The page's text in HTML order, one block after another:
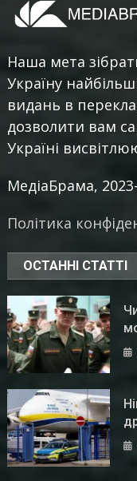
Наша мета
Україну
видань в
дозволити вам
Україні
МедіаБрама,
Політика
ОСТАННІ СТАТТІ